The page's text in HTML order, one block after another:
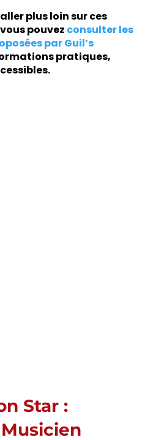
plus loin sur ces
pouvez consulter les
par Guil’s
pratiques,
Star :